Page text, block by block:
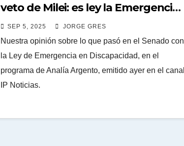
veto de Milei: es ley la Emergencia
en Discapacidad
SEP 5, 2025 JORGE GRES
Nuestra opinión sobre lo que pasó en el Senado con
la Ley de Emergencia en Discapacidad, en el
programa de Analía Argento, emitido ayer en el canal
IP Noticias.